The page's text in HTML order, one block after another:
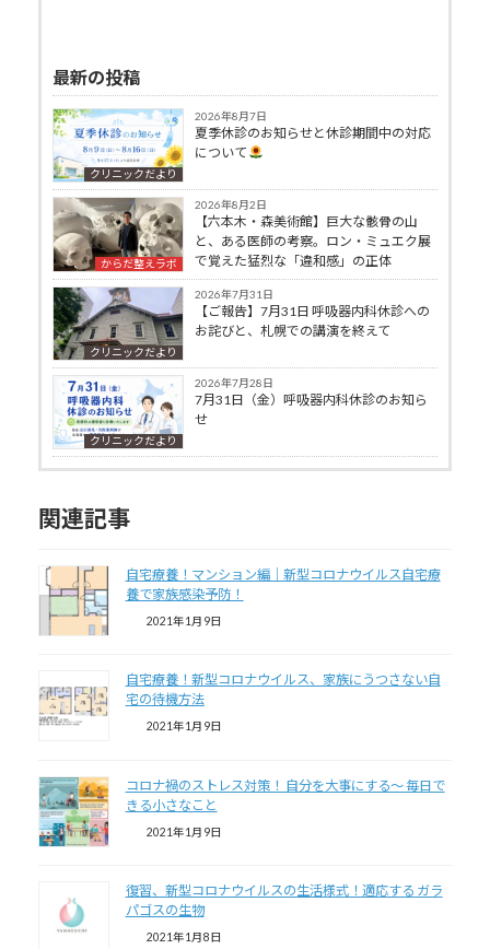
最新の投稿
クリニックだより
2026年8月7日
夏季休診のお知らせと休診期間中の対応
について
からだ整えラボ
2026年8月2日
【六本木・森美術館】巨大な骸骨の山
と、ある医師の考察。ロン・ミュエク展
で覚えた猛烈な「違和感」の正体
クリニックだより
2026年7月31日
【ご報告】7月31日 呼吸器内科休診への
お詫びと、札幌での講演を終えて
クリニックだより
2026年7月28日
7月31日（金）呼吸器内科休診のお知ら
せ
関連記事
自宅療養！マンション編｜新型コロナウイルス自宅療
養で家族感染予防！
2021年1月9日
自宅療養！新型コロナウイルス、家族にうつさない自
宅の待機方法
2021年1月9日
コロナ禍のストレス対策！ 自分を大事にする～ 毎日で
きる小さなこと
2021年1月9日
復習、新型コロナウイルスの生活様式！適応する ガラ
パゴスの生物
2021年1月8日